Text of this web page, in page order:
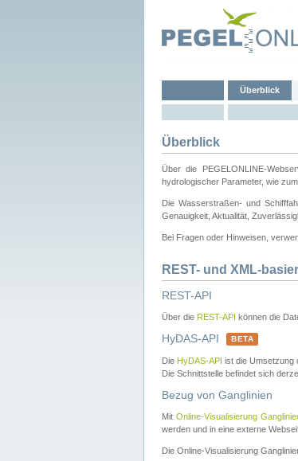
Überblick
Überblick
Über die PEGELONLINE-
hydrologischer Parameter, wie
Die Wasserstraßen- und
Genauigkeit, Aktualität,
Bei Fragen oder Hinweisen,
REST- und XML-
REST-API
Über die REST-API können die
HyDAS-API BETA
Die HyDAS-API ist die Umsetzung
Die Schnittstelle befindet sich
Bezug von Ganglinien
MitOnline-Visualisierung
werden und in eine externe
Die Online-Visualisierung